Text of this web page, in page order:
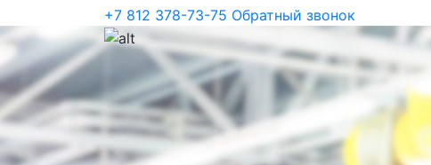
+7 812 378-73-75 Обратный звонок